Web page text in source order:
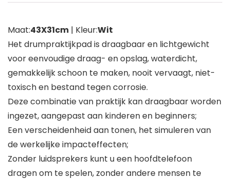
Maat:43X31cm | Kleur:Wit
Het drumpraktijkpad is draagbaar en lichtgewicht
voor eenvoudige draag- en opslag, waterdicht,
gemakkelijk schoon te maken, nooit vervaagt, niet-
toxisch en bestand tegen corrosie.
Deze combinatie van praktijk kan draagbaar worden
ingezet, aangepast aan kinderen en beginners;
Een verscheidenheid aan tonen, het simuleren van
de werkelijke impacteffecten;
Zonder luidsprekers kunt u een hoofdtelefoon
dragen om te spelen, zonder andere mensen te